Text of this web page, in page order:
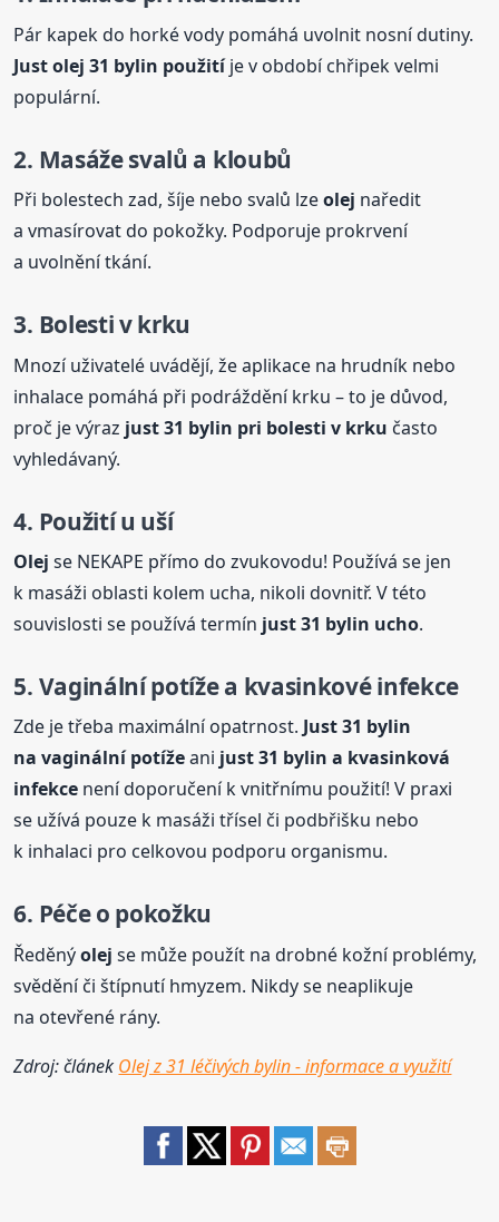
Pár kapek do horké vody pomáhá uvolnit nosní dutiny.
Justolej 31 bylin použitíje v období chřipek velmi
populární.
2. Masáže svalů a kloubů
Při bolestech zad, šíje nebo svalů lzeolej naředit
a vmasírovat do pokožky. Podporuje prokrvení
a uvolnění tkání.
3. Bolesti v krku
Mnozí uživatelé uvádějí, že aplikace na hrudník nebo
inhalace pomáhá při podráždění krku – to je důvod,
proč je výraz just 31 bylin pri bolesti v krku často
vyhledávaný.
4. Použití u uší
Olej se NEKAPE přímo do zvukovodu! Používá se jen
k masáži oblasti kolem ucha, nikoli dovnitř. V této
souvislosti se používá termín just 31 bylin ucho.
5. Vaginální potíže a kvasinkové infekce
Zde je třeba maximální opatrnost. Just 31 bylin
na vaginální potížeani just 31 bylin a kvasinková
infekce není doporučení k vnitřnímu použití! V praxi
se užívá pouze k masáži třísel či podbřišku nebo
k inhalaci pro celkovou podporu organismu.
6. Péče o pokožku
Ředěnýolej se může použít na drobné kožní problémy,
svědění či štípnutí hmyzem. Nikdy se neaplikuje
na otevřené rány.
Zdroj: článek Olej z 31 léčivých bylin - informace a využití